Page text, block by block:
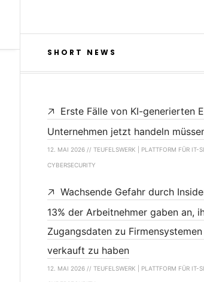
SHORT NEWS
Erste Fälle von KI-generierten
Unternehmen jetzt handeln
12. MAI 2026 // TEUFELSWERK | PLATTFORM FÜR IT-
CYBERSECURITY
Wachsende Gefahr durch
13% der Arbeitnehmer gaben an,
Zugangsdaten zu
verkauft zu haben
12. MAI 2026 // TEUFELSWERK | PLATTFORM FÜR IT-